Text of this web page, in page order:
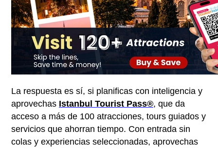
La respuesta es sí, si planificas con inteligencia y
aprovechas Istanbul Tourist Pass®, que da
acceso a más de 100 atracciones, tours guiados y
servicios que ahorran tiempo. Con entrada sin
colas y experiencias seleccionadas, aprovechas